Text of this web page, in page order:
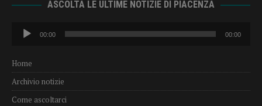
ASCOLTA LE ULTIME NOTIZIE DI PIACENZA
Audio
Player
00:00 00:00
Home
Archivio notizie
Come ascoltarci